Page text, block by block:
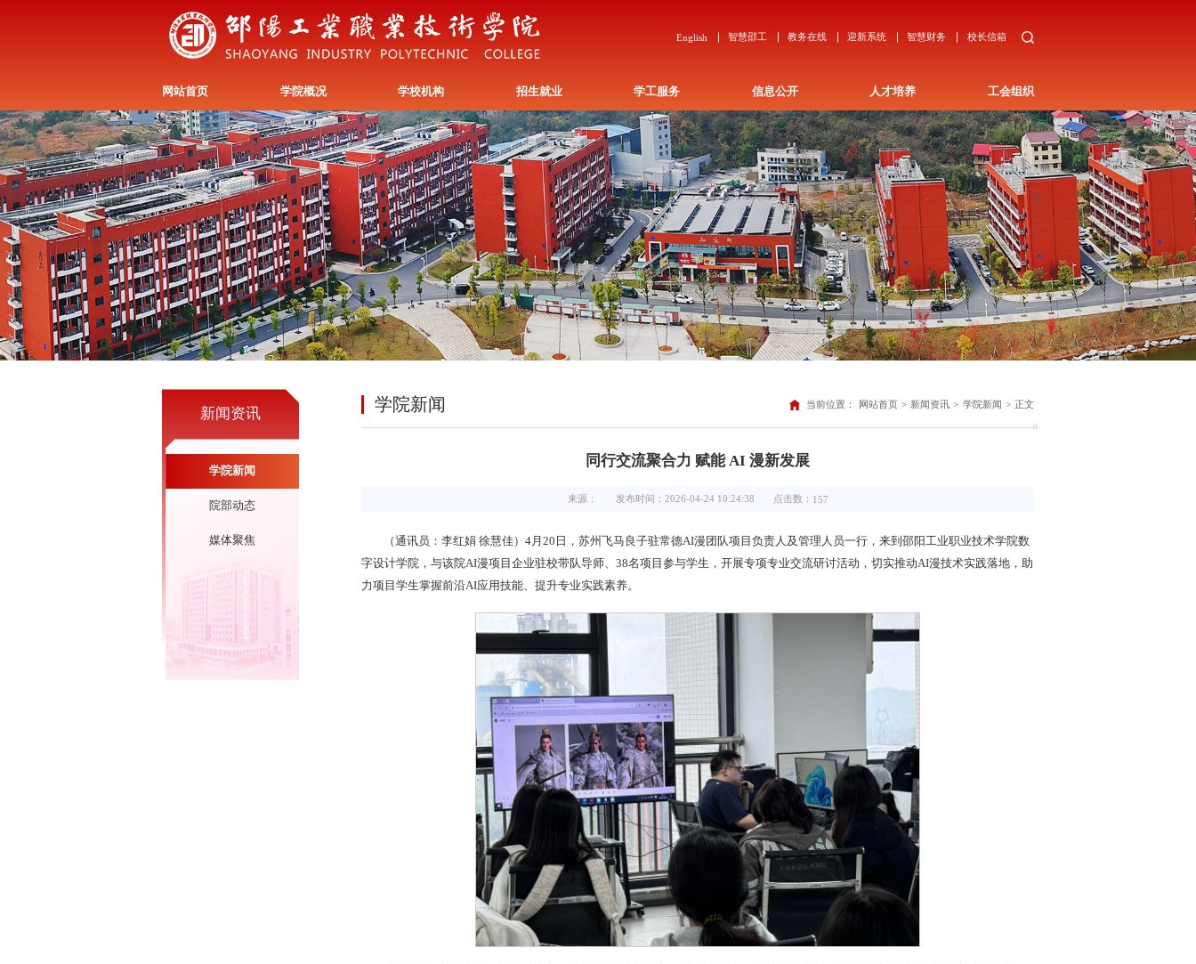
English 智慧邵工 教务在线 迎新系统 智慧财务 校长信箱
网站首页 学院概况 学校机构 招生就业 学工服务 信息公开 人才培养 工会组织
新闻资讯
学院新闻
院部动态
媒体聚焦
学院新闻 当前位置： 网站首页 > 新闻资讯 > 学院新闻 > 正文
同行交流聚合力 赋能 AI 漫新发展
来源： 发布时间：2026-04-24 10:24:38 点击数： 157
（通讯员：李红娟 徐慧佳）4月20日，苏州飞马良子驻常德AI漫团队项目负责人及管理人员一行，来到邵阳工业职业技术学院数
字设计学院，与该院AI漫项目企业驻校带队导师、38名项目参与学生，开展专项专业交流研讨活动，切实推动AI漫技术实践落地，助
力项目学生掌握前沿AI应用技能、提升专业实践素养。